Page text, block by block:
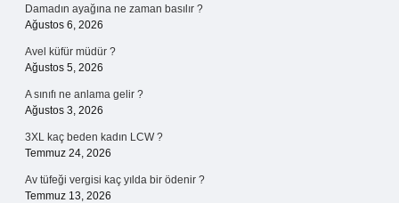
Damadın ayağına ne zaman basılır ?
Ağustos 6, 2026
Avel küfür müdür ?
Ağustos 5, 2026
A sınıfı ne anlama gelir ?
Ağustos 3, 2026
3XL kaç beden kadın LCW ?
Temmuz 24, 2026
Av tüfeği vergisi kaç yılda bir ödenir ?
Temmuz 13, 2026